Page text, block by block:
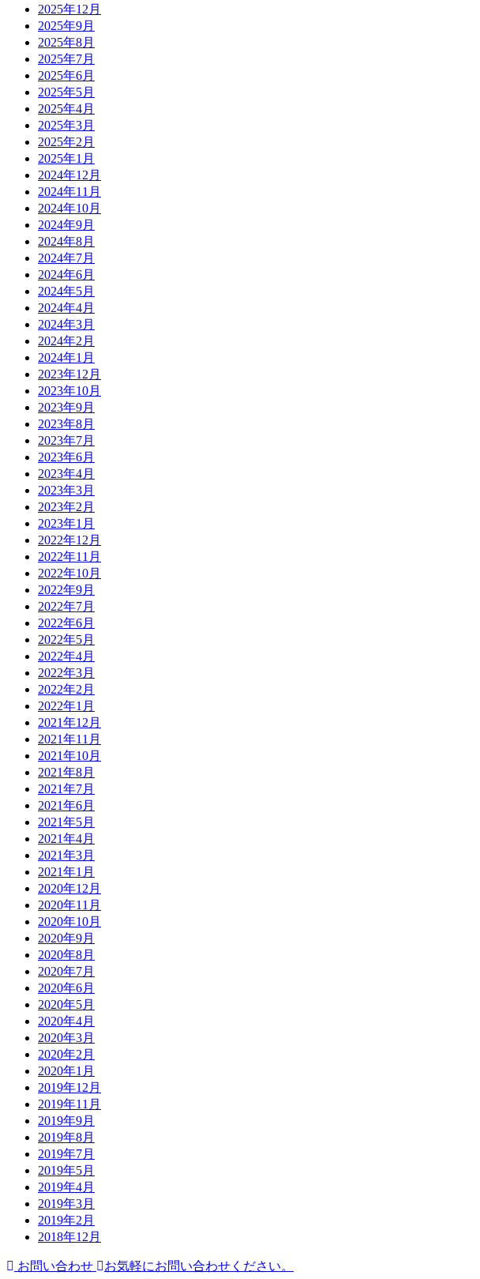
2025年12月
2025年9月
2025年8月
2025年7月
2025年6月
2025年5月
2025年4月
2025年3月
2025年2月
2025年1月
2024年12月
2024年11月
2024年10月
2024年9月
2024年8月
2024年7月
2024年6月
2024年5月
2024年4月
2024年3月
2024年2月
2024年1月
2023年12月
2023年10月
2023年9月
2023年8月
2023年7月
2023年6月
2023年4月
2023年3月
2023年2月
2023年1月
2022年12月
2022年11月
2022年10月
2022年9月
2022年7月
2022年6月
2022年5月
2022年4月
2022年3月
2022年2月
2022年1月
2021年12月
2021年11月
2021年10月
2021年8月
2021年7月
2021年6月
2021年5月
2021年4月
2021年3月
2021年1月
2020年12月
2020年11月
2020年10月
2020年9月
2020年8月
2020年7月
2020年6月
2020年5月
2020年4月
2020年3月
2020年2月
2020年1月
2019年12月
2019年11月
2019年9月
2019年8月
2019年7月
2019年5月
2019年4月
2019年3月
2019年2月
2018年12月
お問い合わせ お気軽にお問い合わせください。